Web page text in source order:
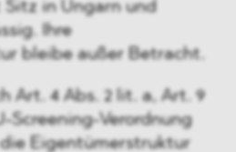
in Ungarn und
Ihre
bleibe außer Betracht.
Art. 4 Abs. 2 lit. a, Art. 9
Screening-Verordnung
Eigentümerstruktur